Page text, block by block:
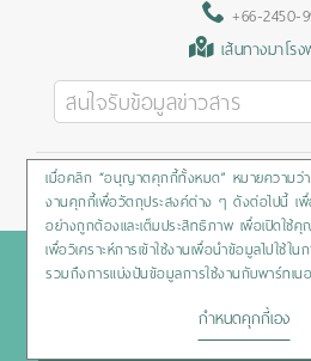
+66-2450-
เส้นทางมาโร
Privacy Policy/Cookies Policy/
Copyright © 2020 Nakornthon
HOTLINE :
เมื่อคลิก “อนุญาตคุกกี้ทั้งหมด” หมายความว่า
งานคุกกี้เพื่อวัตถุประสงค์ต่าง ๆ ดังต่อไปนี้ เพื่
อย่างถูกต้องและเต็มประสิทธิภาพ เพื่อเปิดใช้คุ
เพื่อวิเคราะห์การเข้าใช้งานเพื่อนำข้อมูลไปใช้ใ
รวมถึงการแบ่งปันข้อมูลการใช้งานกับพาร์ทเนอ
กำหนดคุกกี้เอง